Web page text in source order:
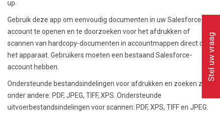
up.
Gebruik deze app om eenvoudig documenten in uw Salesforce-
account te openen en te doorzoeken voor het afdrukken of
scannen van hardcopy-documenten in accountmappen direct op
het apparaat. Gebruikers moeten een bestaand Salesforce-
account hebben.
Ondersteunde bestandsindelingen voor afdrukken en zoeken zijn
onder andere: PDF, JPEG, TIFF, XPS. Ondersteunde
uitvoerbestandsindelingen voor scannen: PDF, XPS, TIFF en JPEG.
Stel uw vraag